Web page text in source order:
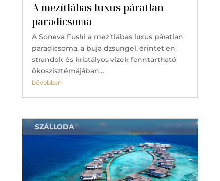
A mezítlábas luxus páratlan
paradicsoma
A Soneva Fushi a mezítlábas luxus páratlan
paradicsoma, a buja dzsungel, érintetlen
strandok és kristályos vizek fenntartható
ökoszisztémájában…
bővebben
SZÁLLODA